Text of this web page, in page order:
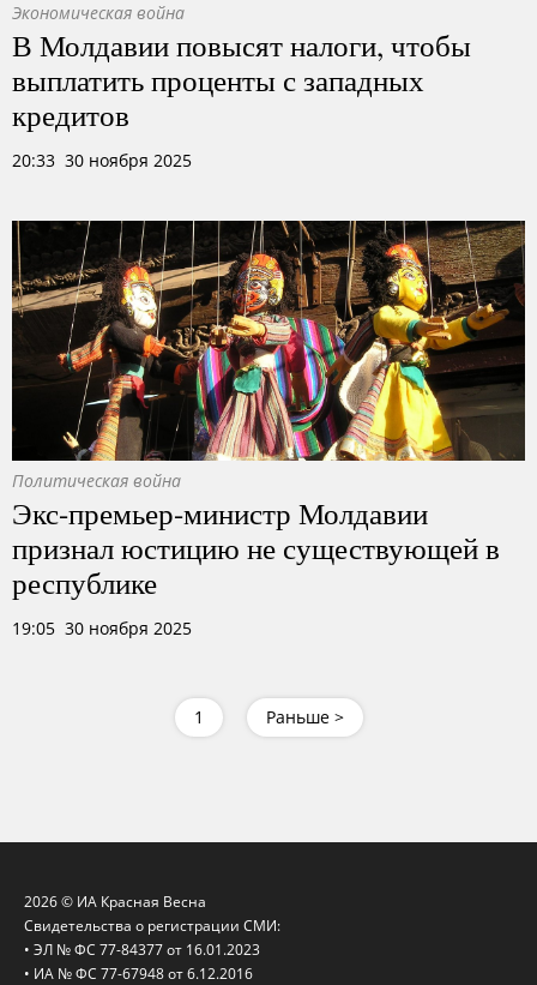
Экономическая война
В Молдавии повысят налоги, чтобы
выплатить проценты с западных
кредитов
20:33 30 ноября 2025
Политическая война
Экс-премьер-министр Молдавии
признал юстицию не существующей в
республике
19:05 30 ноября 2025
1 Раньше >
2026 © ИА Красная Весна
Свидетельства о регистрации СМИ:
• ЭЛ № ФС 77-84377 от 16.01.2023
• ИА № ФС 77-67948 от 6.12.2016